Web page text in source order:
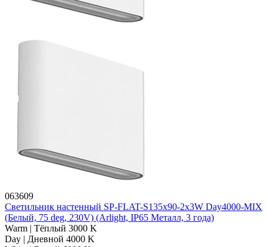
063609
Светильник настенный SP-FLAT-S135x90-2x3W Day4000-MIX
(Белый, 75 deg, 230V) (Arlight, IP65 Металл, 3 года)
Warm | Тёплый 3000 K
Day | Дневной 4000 K